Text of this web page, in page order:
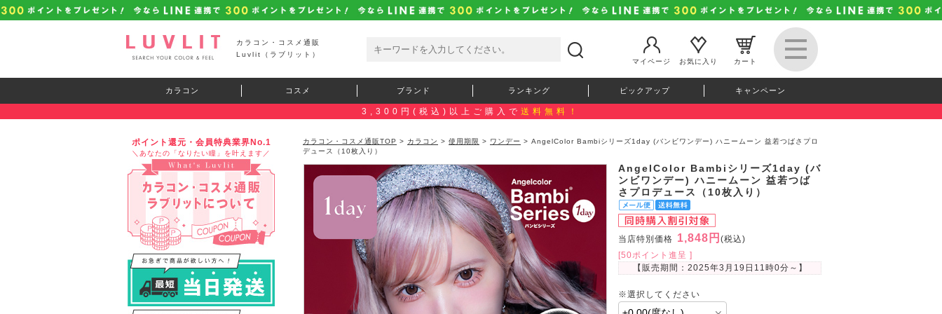
カラコン・コスメ通販
Luvlit（ラブリット）
マイページ
お気に入り カート
カラコン コスメ ブランド ランキング ピックアップ キャンペーン
3,300円(税込)以上ご購入で 送料無料！
ポイント還元・会員特典業界No.1
＼あなたの「なりたい瞳」を叶えます／
カラコン・コスメ通販TOP > カラコン > 使用期限 > ワンデー > AngelColor Bambiシリーズ1day (バンビワンデー) ハニームーン 益若つばさプロ
デュース（10枚入り）
AngelColor Bambiシリーズ1day (バ
ンビワンデー) ハニームーン 益若つば
さプロデュース（10枚入り）
当店特別価格 1,848円 (税込)
[50ポイント進呈 ]
【販売期間： 2025年3月19日11時0分 ～】